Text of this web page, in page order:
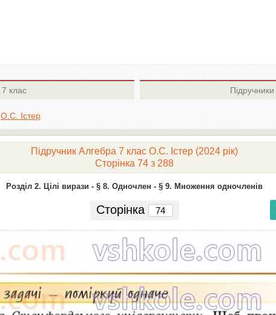
7 клас Підручники
О.С. Істер
Підручник Алгебра 7 клас О.С. Істер (2024 рік)
Сторінка 74 з 288
Розділ 2. Цілі вирази - § 8. Одночлен - § 9. Множення одночленів
Сторінка